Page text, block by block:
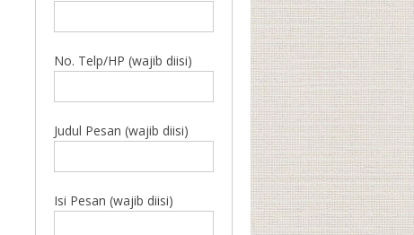
No. Telp/HP (wajib diisi)
Judul Pesan (wajib diisi)
Isi Pesan (wajib diisi)